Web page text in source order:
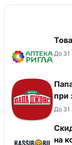
До 31
при
До 31
на